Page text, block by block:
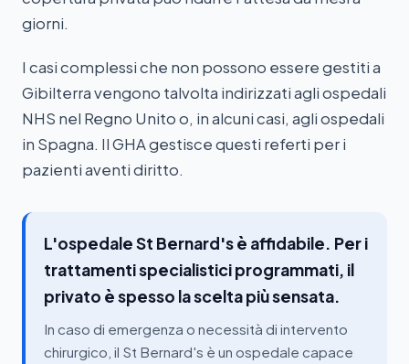
giorni.
I casi complessi che non possono essere gestiti a
Gibilterra vengono talvolta indirizzati agli ospedali
NHS nel Regno Unito o, in alcuni casi, agli ospedali
in Spagna. Il GHA gestisce questi referti per i
pazienti aventi diritto.
L'ospedale St Bernard's è affidabile. Per i
trattamenti specialistici programmati, il
privato è spesso la scelta più sensata.
In caso di emergenza o necessità di intervento
chirurgico, il St Bernard's è un ospedale capace